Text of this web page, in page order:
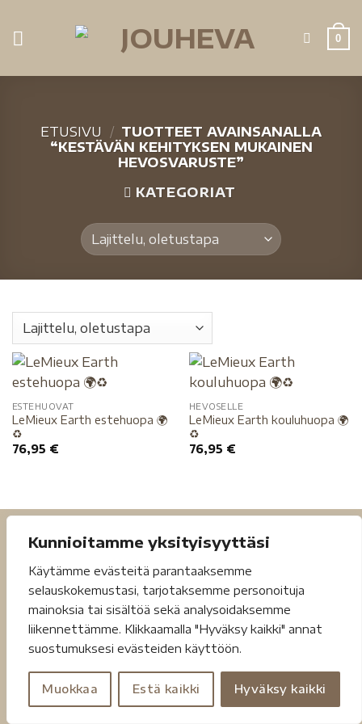
Kunnioitamme yksityisyyttäsi
Käytämme evästeitä parantaaksemme
selauskokemustasi, tarjotaksemme personoituja
mainoksia tai sisältöä sekä analysoidaksemme
liikennettämme. Klikkaamalla "Hyväksy kaikki" annat
suostumuksesi evästeiden käyttöön.
Muokkaa Estä kaikki Hyväksy kaikki
0
ETUSIVU / TUOTTEET AVAINSANALLA
“KESTÄVÄN KEHITYKSEN MUKAINEN
HEVOSVARUSTE”
KATEGORIAT
ESTEHUOVAT
LeMieux Earth estehuopa 🌍
♻️
76,95 €
HEVOSELLE
LeMieux Earth kouluhuopa 🌍
♻️
76,95 €
Tietosuojaseloste Toimitusehdot
Copyright 2026 ©Jouheva.net